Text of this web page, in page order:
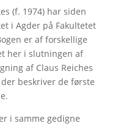
(f. 1974) har siden
i Agder på Fakultetet
er af forskellige
her i slutningen af
af Claus Reiches
der beskriver de første
i samme gedigne